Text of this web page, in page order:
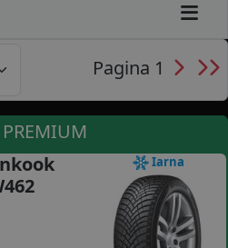
AUTO
COMPANII
Pagina 1
Iarna